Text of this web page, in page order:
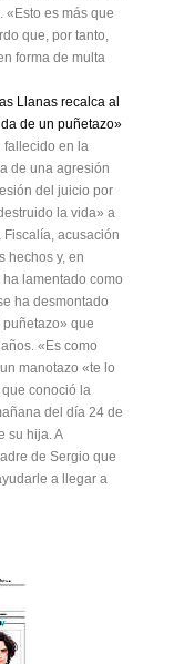
«Esto es más que
que, por tanto,
forma de multa
Llanas recalca al
de un puñetazo»
fallecido en la
de una agresión
del juicio por
la vida» a
acusación
hechos y, en
lamentado como
ha desmontado
que
«Es como
manotazo «te lo
conoció la
del día 24 de
su hija. A
de Sergio que
a llegar a